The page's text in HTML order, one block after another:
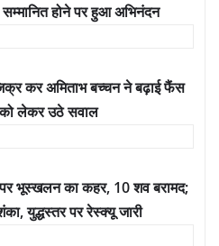
होने पर हुआ अभिनंदन
कर अमिताभ बच्चन ने बढ़ाई फैंस
लेकर उठे सवाल
पर भूस्खलन का कहर, 10 शव बरामद;
युद्धस्तर पर रेस्क्यू जारी